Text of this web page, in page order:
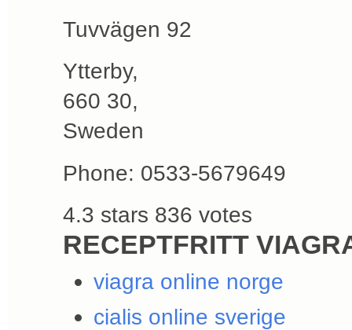
Tuvvägen 92
Ytterby,
660 30,
Sweden
Phone: 0533-5679649
4.3 stars 836 votes
RECEPTFRITT
viagra online norge
cialis online sverige